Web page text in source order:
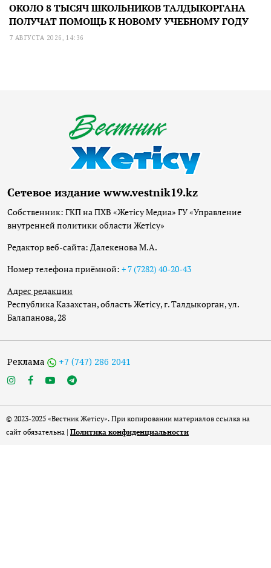
ОКОЛО 8 ТЫСЯЧ ШКОЛЬНИКОВ ТАЛДЫКОРГАНА
ПОЛУЧАТ ПОМОЩЬ К НОВОМУ УЧЕБНОМУ ГОДУ
7 АВГУСТА 2026, 14:36
Сетевое издание www.vestnik19.kz
Собственник: ГКП на ПХВ «Жетісу Медиа» ГУ «Управление
внутренней политики области Жетісу»
Редактор веб-сайта: Далекенова М.А.
Номер телефона приёмной: + 7 (7282) 40-20-43
Адрес редакции
Республика Казахстан, область Жетісу, г. Талдыкорган, ул.
Балапанова, 28
Реклама +7 (747) 286 2041
© 2023-2025 «Вестник Жетісу». При копировании материалов ссылка на
сайт обязательна | Политика конфиденциальности